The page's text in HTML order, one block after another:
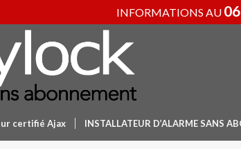
INFORMATIONS AU
certifié Ajax INSTALLATEUR D’ALARME SANS